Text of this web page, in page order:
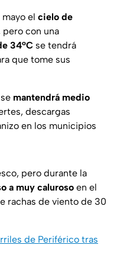
el cielo de
pero con una
34°C se tendrá
que tome sus
mantendrá medio
descargas
en los municipios
pero durante la
a muy caluroso en el
rachas de viento de 30
de Periférico tras